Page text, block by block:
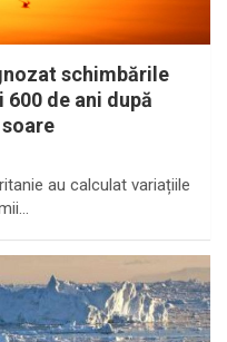
schimbările
de ani după
au calculat variațiile